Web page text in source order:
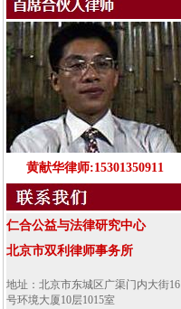
黄献华律师:15301350911
仁合公益与法律研究中心
北京市双利律师事务所
地址：北京市东城区广渠门内大街16
号环境大厦10层1015室